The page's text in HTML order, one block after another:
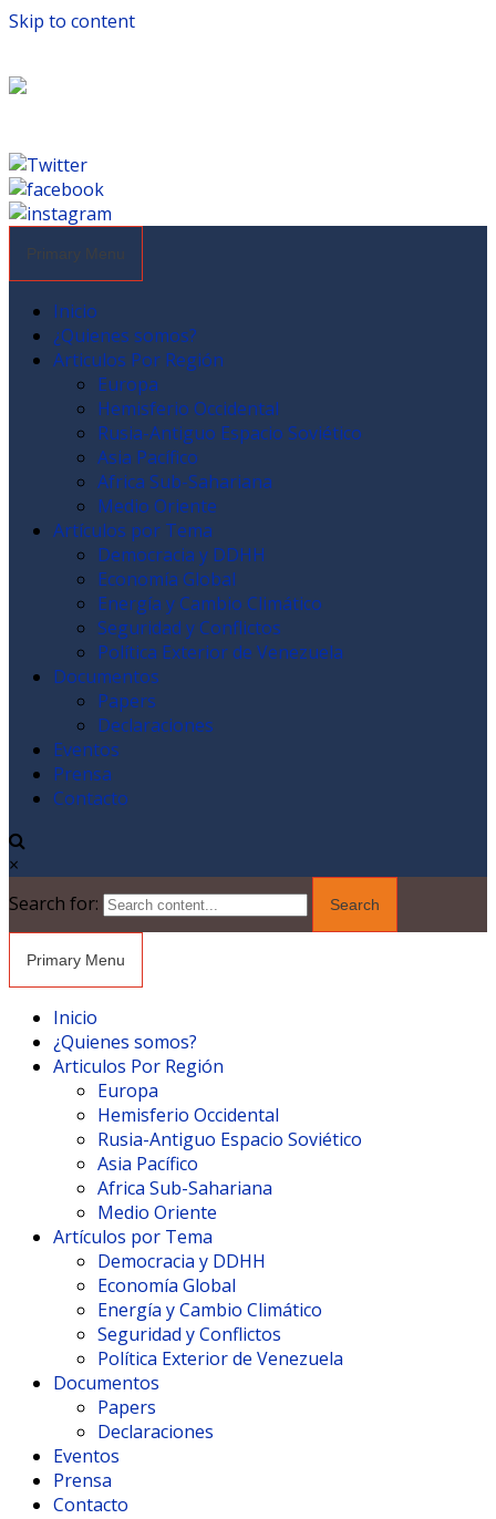
Skip to content
Primary Menu
Inicio
¿Quienes somos?
Articulos Por Región
Europa
Hemisferio Occidental
Rusia-Antiguo Espacio Soviético
Asia Pacífico
Africa Sub-Sahariana
Medio Oriente
Artículos por Tema
Democracia y DDHH
Economía Global
Energía y Cambio Climático
Seguridad y Conflictos
Política Exterior de Venezuela
Documentos
Papers
Declaraciones
Eventos
Prensa
Contacto
×
Search for:
Primary Menu
Inicio
¿Quienes somos?
Articulos Por Región
Europa
Hemisferio Occidental
Rusia-Antiguo Espacio Soviético
Asia Pacífico
Africa Sub-Sahariana
Medio Oriente
Artículos por Tema
Democracia y DDHH
Economía Global
Energía y Cambio Climático
Seguridad y Conflictos
Política Exterior de Venezuela
Documentos
Papers
Declaraciones
Eventos
Prensa
Contacto